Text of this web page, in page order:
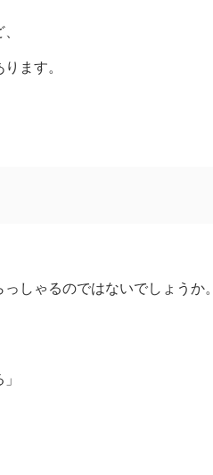
ます。
しゃるのではないでしょうか。